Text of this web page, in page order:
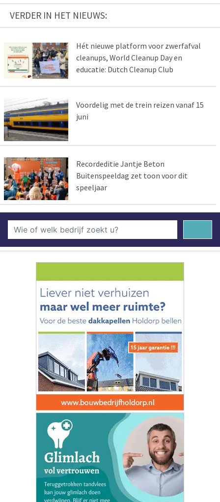
VERDER IN HET NIEUWS:
Hét nieuwe platform voor zwerfafval
cleanups, World Cleanup Day en
educatie: Dutch Cleanup Club
Voordelig met de trein reizen vanaf 15
juni
Recordeditie Jantje Beton
Buitenspeeldag zet toon voor dit
speeljaar